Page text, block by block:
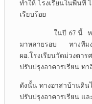
ทำให้ โรงเรียนในพื้นที่
เรียบร้อย
ในปี 67 นี้ หลัง จา
มาหลายรอบ ทางทีมง
ผอ.โรงเรียนวัดม่วงตา
ปรับปรุงอาคารเรียน ท
ดังนั้น ทางอาสาบ้านดิน
ปรับปรุงอาคารเรียน แ